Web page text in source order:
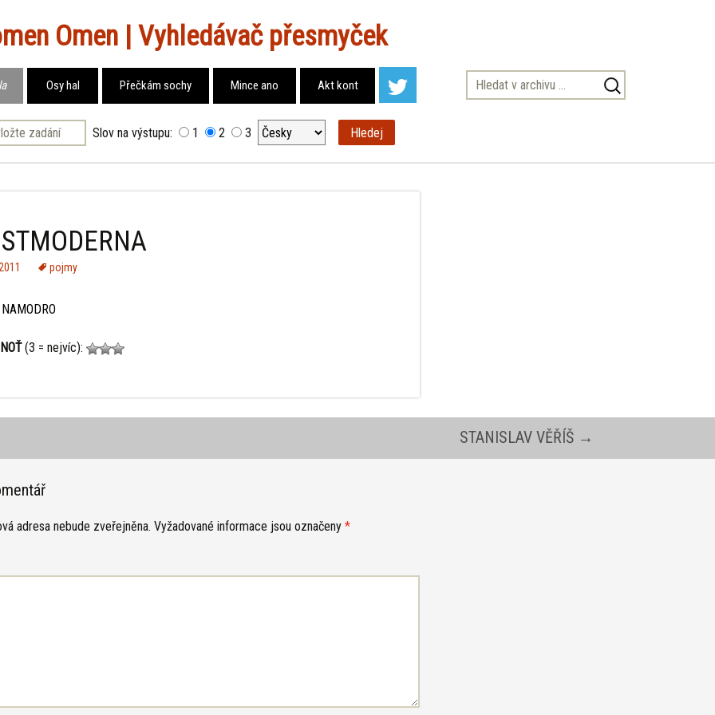
Vyhledávač přesmyček
Osy hal Přečkám sochy Mince ano Akt kont
Vyhledávání
Slov na výstupu: 1 2 3
pojmy
(3 = nejvíc):
STANISLAV VĚŘÍŠ →
adresa nebude zveřejněna. Vyžadované informace jsou označeny *